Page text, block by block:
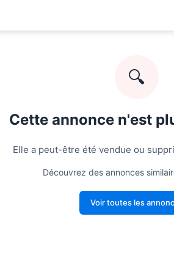
🔍
Cette annonce n'est
Elle a peut-être été vendue ou
Découvrez des annonces
Voir toutes les